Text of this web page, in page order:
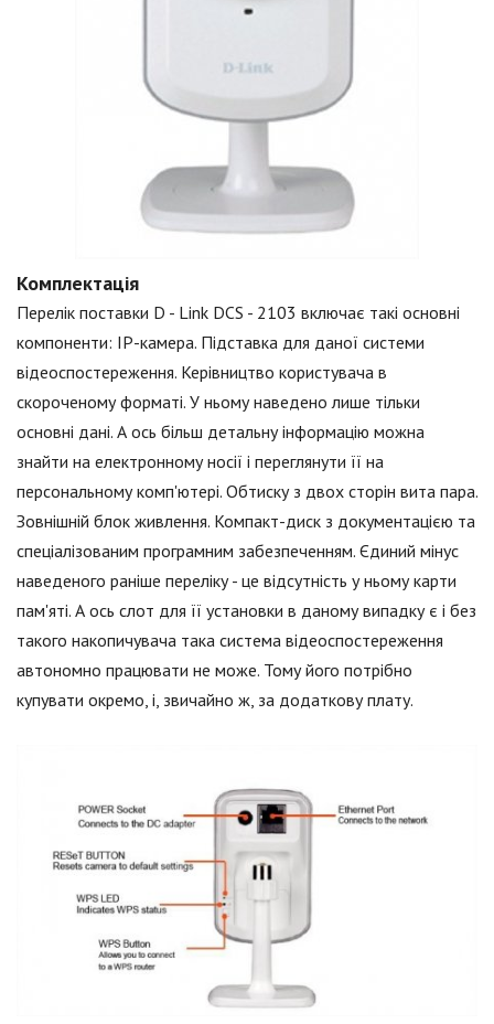
Комплектація
Перелік поставки D - Link DCS - 2103 включає такі основні
компоненти: IP-камера. Підставка для даної системи
відеоспостереження. Керівництво користувача в
скороченому форматі. У ньому наведено лише тільки
основні дані. А ось більш детальну інформацію можна
знайти на електронному носії і переглянути її на
персональному комп'ютері. Обтиску з двох сторін вита пара.
Зовнішній блок живлення. Компакт-диск з документацією та
спеціалізованим програмним забезпеченням. Єдиний мінус
наведеного раніше переліку - це відсутність у ньому карти
пам'яті. А ось слот для її установки в даному випадку є і без
такого накопичувача така система відеоспостереження
автономно працювати не може. Тому його потрібно
купувати окремо, і, звичайно ж, за додаткову плату.